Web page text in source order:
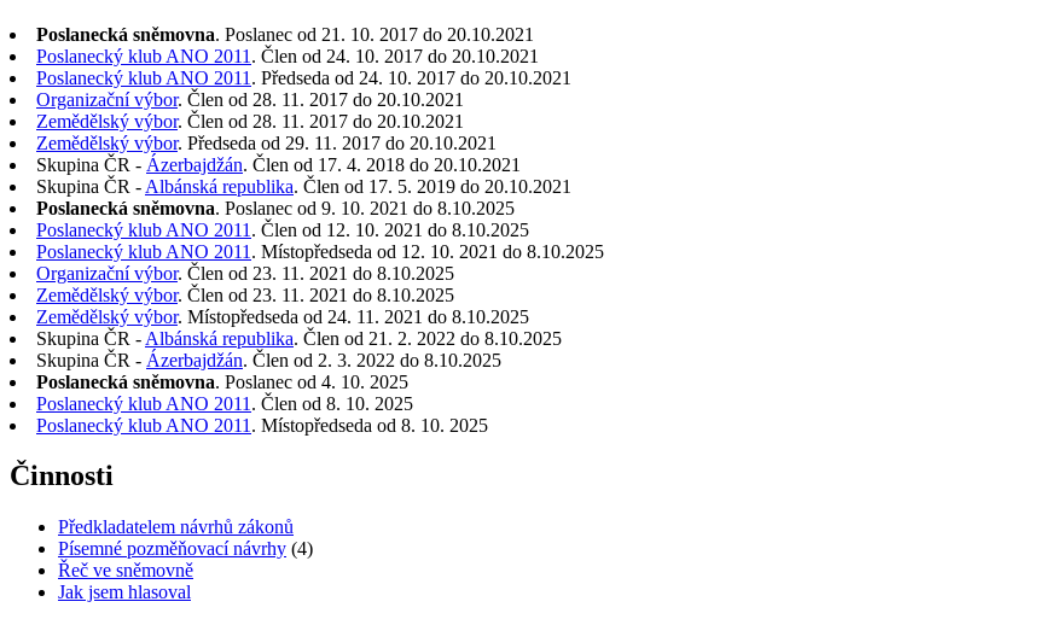
Poslanecká sněmovna. Poslanec od 21. 10. 2017 do 20.10.2021
Poslanecký klub ANO 2011 . Člen od 24. 10. 2017 do 20.10.2021
Poslanecký klub ANO 2011 . Předseda od 24. 10. 2017 do 20.10.2021
Organizační výbor. Člen od 28. 11. 2017 do 20.10.2021
Zemědělský výbor. Člen od 28. 11. 2017 do 20.10.2021
Zemědělský výbor. Předseda od 29. 11. 2017 do 20.10.2021
Skupina ČR - Ázerbajdžán. Člen od 17. 4. 2018 do 20.10.2021
Skupina ČR - Albánská republika. Člen od 17. 5. 2019 do 20.10.2021
Poslanecká sněmovna. Poslanec od 9. 10. 2021 do 8.10.2025
Poslanecký klub ANO 2011 . Člen od 12. 10. 2021 do 8.10.2025
Poslanecký klub ANO 2011 . Místopředseda od 12. 10. 2021 do 8.10.2025
Organizační výbor. Člen od 23. 11. 2021 do 8.10.2025
Zemědělský výbor. Člen od 23. 11. 2021 do 8.10.2025
Zemědělský výbor. Místopředseda od 24. 11. 2021 do 8.10.2025
Skupina ČR - Albánská republika. Člen od 21. 2. 2022 do 8.10.2025
Skupina ČR - Ázerbajdžán. Člen od 2. 3. 2022 do 8.10.2025
Poslanecká sněmovna. Poslanec od 4. 10. 2025
Poslanecký klub ANO 2011 . Člen od 8. 10. 2025
Poslanecký klub ANO 2011 . Místopředseda od 8. 10. 2025
Činnosti
Předkladatelem návrhů zákonů
Písemné pozměňovací návrhy (4)
Řeč ve sněmovně
Jak jsem hlasoval